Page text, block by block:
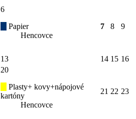
6
Papier
Hencovce
7 8 9
13 14 15 16
20
Plasty+ kovy+nápojové
kartóny
Hencovce
21 22 23